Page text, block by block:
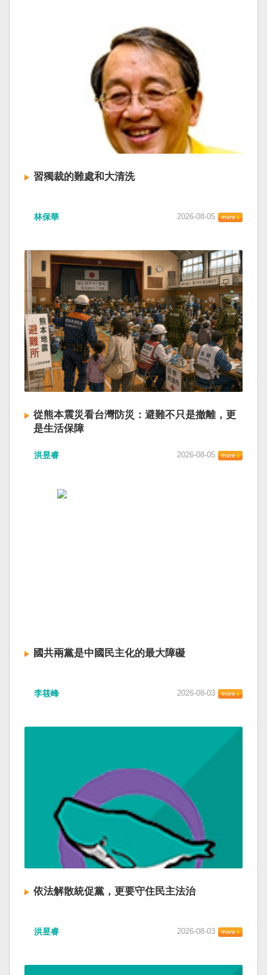
習獨裁的難處和大清洗
林保華 2026-08-05
從熊本震災看台灣防災：避難不只是撤離，更
是生活保障
洪昱睿 2026-08-05
國共兩黨是中國民主化的最大障礙
李筱峰 2026-08-03
依法解散統促黨，更要守住民主法治
洪昱睿 2026-08-03